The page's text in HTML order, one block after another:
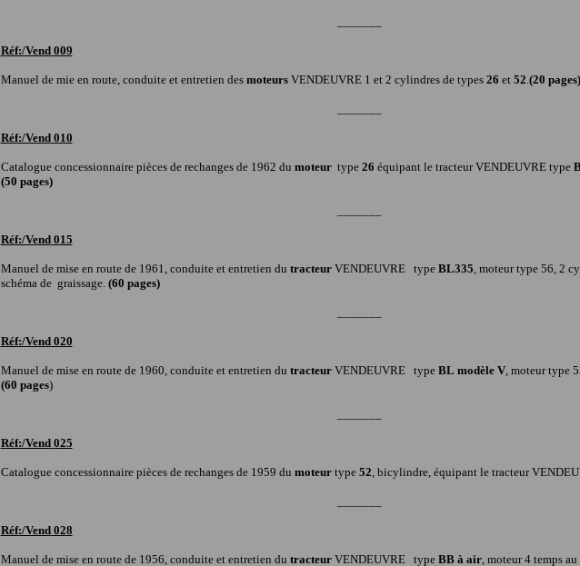
Réf:/Vend009
Manuel de mie en route, conduite et entretien des moteursVENDEUVRE 1 et 2 cylindres de types26 et52.(20 pages)
Réf:/Vend010
Catalogue concessionnaire pièces de rechangesde 1962 du moteur type 26 équipant letracteur VENDEUVREtype
(50 pages)
Réf:/Vend015
Manuel de mise en routede 1961, conduite et entretien du tracteurVENDEUVRE type BL335, moteur type 56, 2
schéma de graissage. (60 pages)
Réf:/Vend020
Manuel de mise en routede 1960, conduite et entretien du tracteur VENDEUVRE type BL modèle V, moteur type
(60 pages)
Réf:/Vend025
Catalogue concessionnaire pièces de rechangesde 1959 du moteur type52, bicylindre, équipant le tracteur
Réf:/Vend028
Manuel de mise en routede 1956, conduite et entretien du tracteur VENDEUVRE type BB à air, moteur4 temps